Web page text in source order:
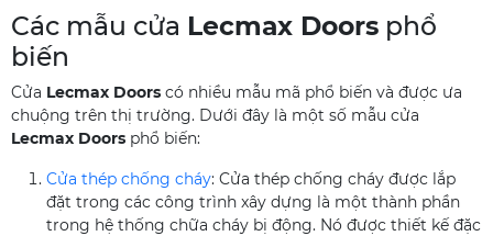
Các mẫu cửa Lecmax Doors phổ
biến
Cửa Lecmax Doors có nhiều mẫu mã phổ biến và được ưa
chuộng trên thị trường. Dưới đây là một số mẫu cửa
Lecmax Doors phổ biến:
Cửa thép chống cháy: Cửa thép chống cháy được lắp
đặt trong các công trình xây dựng là một thành phần
trong hệ thống chữa cháy bị động. Nó được thiết kế đặc